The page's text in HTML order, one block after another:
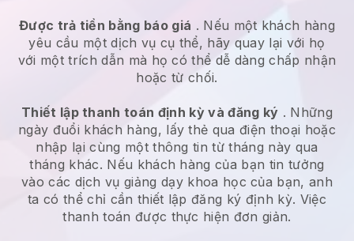
Được trả tiền bằng báo giá . Nếu một khách hàng
yêu cầu một dịch vụ cụ thể, hãy quay lại với họ
với một trích dẫn mà họ có thể dễ dàng chấp nhận
hoặc từ chối.
Thiết lập thanh toán định kỳ và đăng ký . Những
ngày đuổi khách hàng, lấy thẻ qua điện thoại hoặc
nhập lại cùng một thông tin từ tháng này qua
tháng khác. Nếu khách hàng của bạn tin tưởng
vào các dịch vụ giảng dạy khoa học của bạn, anh
ta có thể chỉ cần thiết lập đăng ký định kỳ. Việc
thanh toán được thực hiện đơn giản.